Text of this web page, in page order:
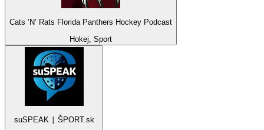
Cats ’N’ Rats Florida Panthers Hockey Podcast
Hokej, Sport
suSPEAK ∣ ŠPORT.sk